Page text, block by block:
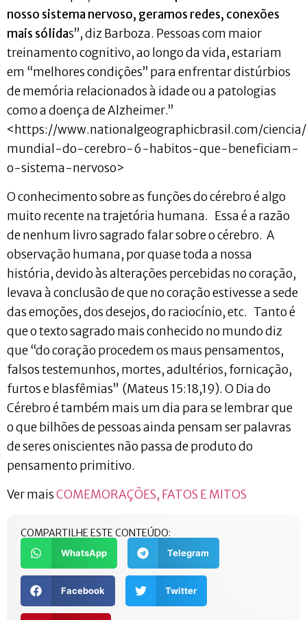
nosso sistema nervoso, geramos redes, conexões
mais sólidas”, diz Barboza. Pessoas com maior
treinamento cognitivo, ao longo da vida, estariam
em “melhores condições” para enfrentar distúrbios
de memória relacionados à idade ou a patologias
como a doença de Alzheimer.”
<https://www.nationalgeographicbrasil.com/
mundial-do-cerebro-6-habitos-que-beneficiam-
o-sistema-nervoso>
O conhecimento sobre as funções do cérebro é algo
muito recente na trajetória humana. Essa é a razão
de nenhum livro sagrado falar sobre o cérebro. A
observação humana, por quase toda a nossa
história, devido às alterações percebidas no coração,
levava à conclusão de que no coração estivesse a sede
das emoções, dos desejos, do raciocínio, etc. Tanto é
que o texto sagrado mais conhecido no mundo diz
que “do coração procedem os maus pensamentos,
falsos testemunhos, mortes, adultérios, fornicação,
furtos e blasfêmias” (Mateus 15:18,19). O Dia do
Cérebro é também mais um dia para se lembrar que
o que bilhões de pessoas ainda pensam ser palavras
de seres oniscientes não passa de produto do
pensamento primitivo.
Ver maisCOMEMORAÇÕES, FATOS E MITOS
COMPARTILHE ESTE CONTEÚDO:
WhatsApp Telegram
Facebook Twitter